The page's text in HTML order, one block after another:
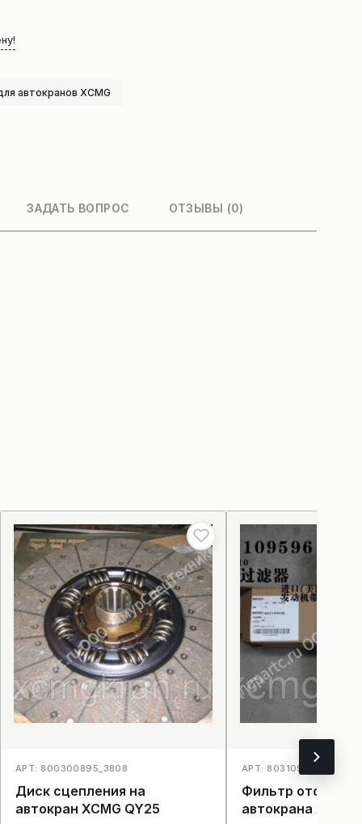
автокранов XCMG
ЗАДАТЬ ВОПРОС ОТЗЫВЫ (0)
АРТ: 800300895_3808
Диск сцепления на
автокран XCMG QY25
АРТ:
Фильтр
автокрана XCMG